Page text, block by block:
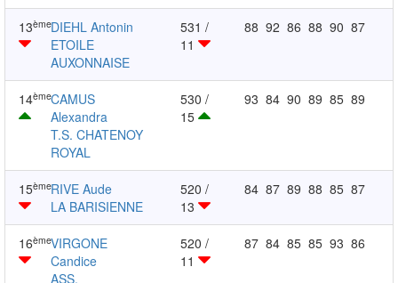
13èmeDIEHL Antonin
ETOILE
AUXONNAISE
531 /
11
88 92 86 88 90 87
14èmeCAMUS
Alexandra
T.S. CHATENOY
ROYAL
530 /
15
93 84 90 89 85 89
15èmeRIVE Aude
LA BARISIENNE
520 /
13
84 87 89 88 85 87
16èmeVIRGONE
Candice
ASS.
520 /
11
87 84 85 85 93 86